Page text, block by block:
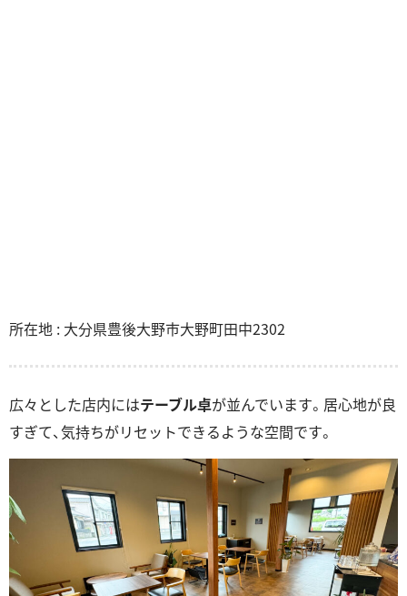
所在地 : 大分県豊後大野市大野町田中2302
広々とした店内にはテーブル卓が並んでいます。居心地が良
すぎて、気持ちがリセットできるような空間です。